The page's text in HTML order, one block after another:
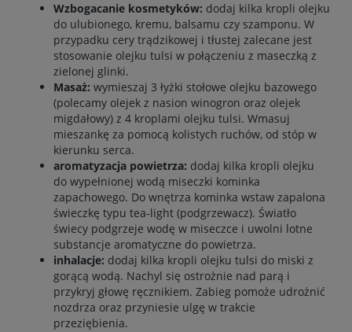
Wzbogacanie kosmetyków: dodaj kilka kropli olejku
do ulubionego, kremu, balsamu czy szamponu. W
przypadku cery trądzikowej i tłustej zalecane jest
stosowanie olejku tulsi w połączeniu z maseczką z
zielonej glinki.
Masaż: wymieszaj 3 łyżki stołowe olejku bazowego
(polecamy olejek z nasion winogron oraz olejek
migdałowy) z 4 kroplami olejku tulsi. Wmasuj
mieszankę za pomocą kolistych ruchów, od stóp w
kierunku serca.
aromatyzacja powietrza: dodaj kilka kropli olejku
do wypełnionej wodą miseczki kominka
zapachowego. Do wnętrza kominka wstaw zapalona
świeczkę typu tea-light (podgrzewacz). Światło
świecy podgrzeje wodę w miseczce i uwolni lotne
substancje aromatyczne do powietrza.
inhalacje: dodaj kilka kropli olejku tulsi do miski z
gorącą wodą. Nachyl się ostrożnie nad parą i
przykryj głowę ręcznikiem. Zabieg pomoże udrożnić
nozdrza oraz przyniesie ulgę w trakcie
przeziębienia.